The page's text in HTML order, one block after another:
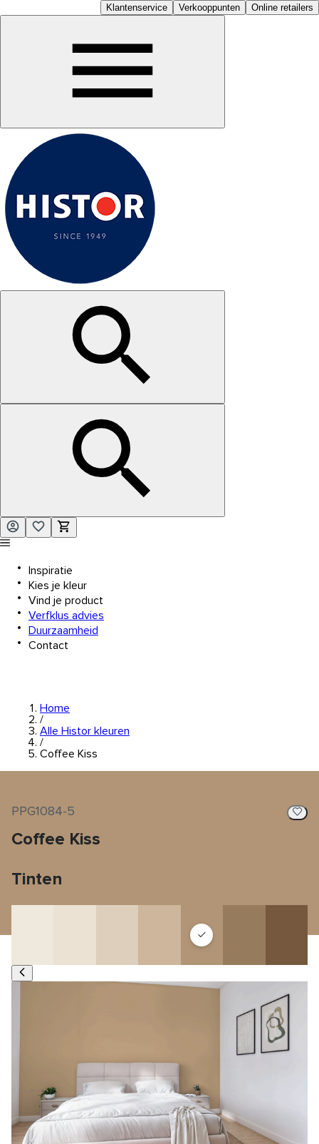
Klantenservice Verkooppunten Online retailers
Inspiratie
Kies je kleur
Vind je product
Verfklus advies
Duurzaamheid
Contact
Home
/
Alle Histor kleuren
/
Coffee Kiss
PPG1084-5
Coffee Kiss
Tinten